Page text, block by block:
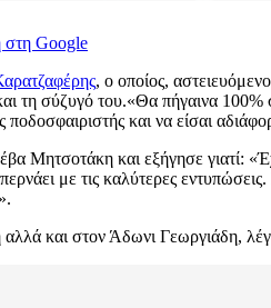
Google
, ο οποίος,
τη σύζυγό του.«Θα πήγαινα
ποδοσφαιριστής και να είσαι
Μητσοτάκη και εξήγησε γιατί:
με τις καλύτερες
και στον Άδωνι Γεωργιάδη,